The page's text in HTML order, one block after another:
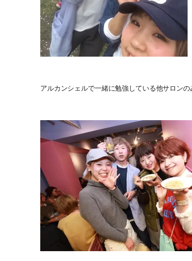
アルカンシェルで一緒に勉強している他サロン